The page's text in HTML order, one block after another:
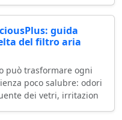
guida
del filtro aria
può trasformare ogni
poco salubre: odori
dei vetri, irritazion